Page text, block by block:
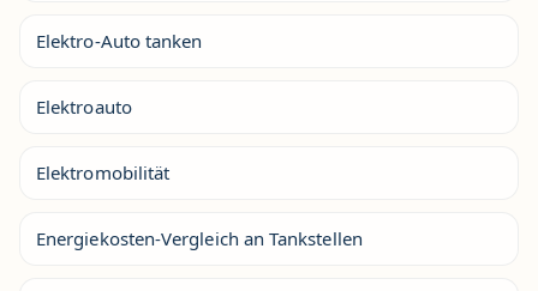
Elektro-Auto tanken
Elektroauto
Elektromobilität
Energiekosten-Vergleich an Tankstellen